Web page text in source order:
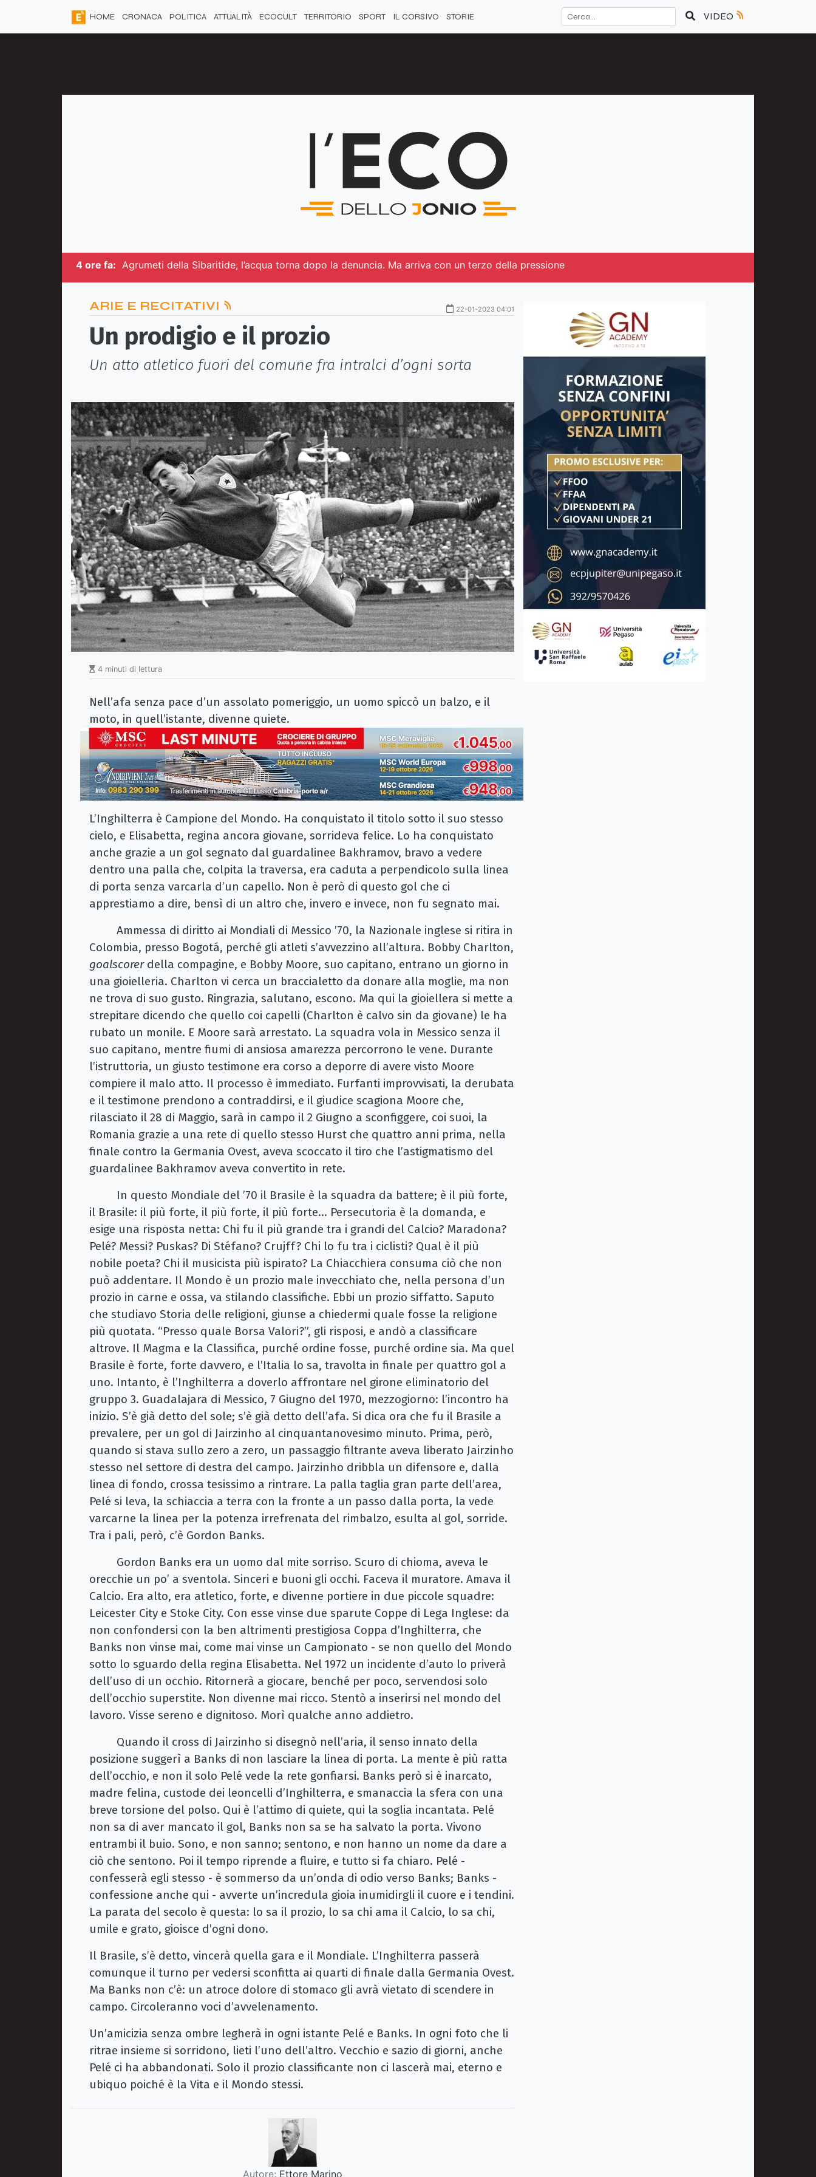
HOME CRONACA POLITICA ATTUALITÀ ECOCULT TERRITORIO SPORT IL CORSIVO STORIE VIDEO
4 ore fa: Agrumeti della Sibaritide, l’acqua torna dopo la denuncia. Ma arriva con un terzo della pressione
ARIE E RECITATIVI 22-01-2023 04:01
Un prodigio e il prozio
Un atto atletico fuori del comune fra intralci d’ogni sorta
4 minuti di lettura
Nell’afa senza pace d’un assolato pomeriggio, un uomo spiccò un balzo, e il
moto, in quell’istante, divenne quiete.
L’Inghilterra è Campione del Mondo. Ha conquistato il titolo sotto il suo stesso
cielo, e Elisabetta, regina ancora giovane, sorrideva felice. Lo ha conquistato
anche grazie a un gol segnato dal guardalinee Bakhramov, bravo a vedere
dentro una palla che, colpita la traversa, era caduta a perpendicolo sulla linea
di porta senza varcarla d’un capello. Non è però di questo gol che ci
apprestiamo a dire, bensì di un altro che, invero e invece, non fu segnato mai.
Ammessa di diritto ai Mondiali di Messico ’70, la Nazionale inglese si ritira in
Colombia, presso Bogotá, perché gli atleti s’avvezzino all’altura. Bobby Charlton,
goalscorerdella compagine, e Bobby Moore, suo capitano, entrano un giorno in
una gioielleria. Charlton vi cerca un braccialetto da donare alla moglie, ma non
ne trova di suo gusto. Ringrazia, salutano, escono. Ma qui la gioiellera si mette a
strepitare dicendo che quello coi capelli (Charlton è calvo sin da giovane) le ha
rubato un monile. E Moore sarà arrestato. La squadra vola in Messico senza il
suo capitano, mentre fiumi di ansiosa amarezza percorrono le vene. Durante
l’istruttoria, un giusto testimone era corso a deporre di avere visto Moore
compiere il malo atto. Il processo è immediato. Furfanti improvvisati, la derubata
e il testimone prendono a contraddirsi, e il giudice scagiona Moore che,
rilasciato il 28 di Maggio, sarà in campo il 2 Giugno a sconfiggere, coi suoi, la
Romania grazie a una rete di quello stesso Hurst che quattro anni prima, nella
finale contro la Germania Ovest, aveva scoccato il tiro che l’astigmatismo del
guardalinee Bakhramov aveva convertito in rete.
In questo Mondiale del ’70 il Brasile è la squadra da battere; è il più forte,
il Brasile: il più forte, il più forte, il più forte... Persecutoria è la domanda, e
esige una risposta netta: Chi fu il più grande tra i grandi del Calcio? Maradona?
Pelé? Messi? Puskas? Di Stéfano? Crujff? Chi lo fu tra i ciclisti? Qual è il più
nobile poeta? Chi il musicista più ispirato? La Chiacchiera consuma ciò che non
può addentare. Il Mondo è un prozio male invecchiato che, nella persona d’un
prozio in carne e ossa, va stilando classifiche. Ebbi un prozio siffatto. Saputo
che studiavo Storia delle religioni, giunse a chiedermi quale fosse la religione
più quotata. “Presso quale Borsa Valori?”, gli risposi, e andò a classificare
altrove. Il Magma e la Classifica, purché ordine fosse, purché ordine sia. Ma quel
Brasile è forte, forte davvero, e l’Italia lo sa, travolta in finale per quattro gol a
uno. Intanto, è l’Inghilterra a doverlo affrontare nel girone eliminatorio del
gruppo 3. Guadalajara di Messico, 7 Giugno del 1970, mezzogiorno: l’incontro ha
inizio. S’è già detto del sole; s’è già detto dell’afa. Si dica ora che fu il Brasile a
prevalere, per un gol di Jairzinho al cinquantanovesimo minuto. Prima, però,
quando si stava sullo zero a zero, un passaggio filtrante aveva liberato Jairzinho
stesso nel settore di destra del campo. Jairzinho dribbla un difensore e, dalla
linea di fondo, crossa tesissimo a rintrare. La palla taglia gran parte dell’area,
Pelé si leva, la schiaccia a terra con la fronte a un passo dalla porta, la vede
varcarne la linea per la potenza irrefrenata del rimbalzo, esulta al gol, sorride.
Tra i pali, però, c’è Gordon Banks.
Gordon Banks era un uomo dal mite sorriso. Scuro di chioma, aveva le
orecchie un po’ a sventola. Sinceri e buoni gli occhi. Faceva il muratore. Amava il
Calcio. Era alto, era atletico, forte, e divenne portiere in due piccole squadre:
Leicester City e Stoke City. Con esse vinse due sparute Coppe di Lega Inglese: da
non confondersi con la ben altrimenti prestigiosa Coppa d’Inghilterra, che
Banks non vinse mai, come mai vinse un Campionato - se non quello del Mondo
sotto lo sguardo della regina Elisabetta. Nel 1972 un incidente d’auto lo priverà
dell’uso di un occhio. Ritornerà a giocare, benché per poco, servendosi solo
dell’occhio superstite. Non divenne mai ricco. Stentò a inserirsi nel mondo del
lavoro. Visse sereno e dignitoso. Morì qualche anno addietro.
Quando il cross di Jairzinho si disegnò nell’aria, il senso innato della
posizione suggerì a Banks di non lasciare la linea di porta. La mente è più ratta
dell’occhio, e non il solo Pelé vede la rete gonfiarsi. Banks però si è inarcato,
madre felina, custode dei leoncelli d’Inghilterra, e smanaccia la sfera con una
breve torsione del polso. Qui è l’attimo di quiete, qui la soglia incantata. Pelé
non sa di aver mancato il gol, Banks non sa se ha salvato la porta. Vivono
entrambi il buio. Sono, e non sanno; sentono, e non hanno un nome da dare a
ciò che sentono. Poi il tempo riprende a fluire, e tutto si fa chiaro. Pelé -
confesserà egli stesso - è sommerso da un’onda di odio verso Banks; Banks -
confessione anche qui - avverte un’incredula gioia inumidirgli il cuore e i tendini.
La parata del secolo è questa: lo sa il prozio, lo sa chi ama il Calcio, lo sa chi,
umile e grato, gioisce d’ogni dono.
Il Brasile, s’è detto, vincerà quella gara e il Mondiale. L’Inghilterra passerà
comunque il turno per vedersi sconfitta ai quarti di finale dalla Germania Ovest.
Ma Banks non c’è: un atroce dolore di stomaco gli avrà vietato di scendere in
campo. Circoleranno voci d’avvelenamento.
Un’amicizia senza ombre legherà in ogni istante Pelé e Banks. In ogni foto che li
ritrae insieme si sorridono, lieti l’uno dell’altro. Vecchio e sazio di giorni, anche
Pelé ci ha abbandonati. Solo il prozio classificante non ci lascerà mai, eterno e
ubiquo poiché è la Vita e il Mondo stessi.
Autore: Ettore Marino